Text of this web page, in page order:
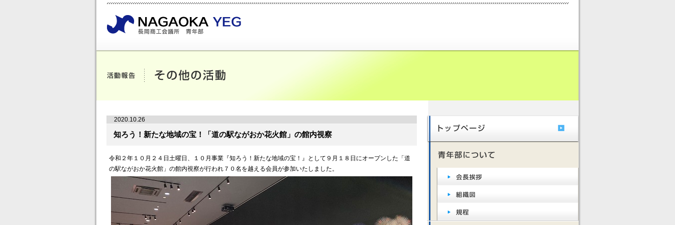
2020.10.26
知ろう！新たな地域の宝！「道の駅ながおか花火館」の館内視察
令和２年１０月２４日土曜日、１０月事業『知ろう！新たな地域の宝！』として９月１８日にオープンした「道
の駅ながおか花火館」の館内視察が行われ７０名を越える会員が参加いたしました。